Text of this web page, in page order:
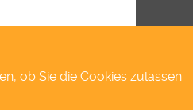
ob Sie die Cookies zulassen